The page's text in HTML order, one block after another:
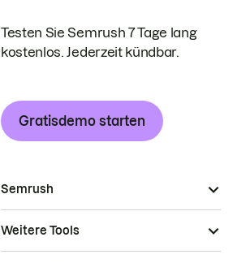
Testen Sie Semrush 7 Tage lang
kostenlos. Jederzeit kündbar.
Gratisdemo starten
Semrush
Weitere Tools